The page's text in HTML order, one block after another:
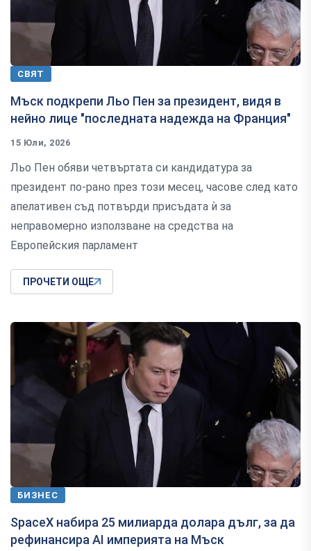
СВЯТ
Мъск подкрепи Льо Пен за президент, видя в
нейно лице "последната надежда на Франция"
15 Юли, 2026
Льо Пен обяви четвъртата си кандидатура за
президент по-рано през този месец, часове след като
апелативен съд потвърди присъдата ѝ за
неправомерно използване на средства на
Европейския парламент
ПРОЧЕТИ ОЩЕ
БИЗНЕС
SpaceX набира 25 милиарда долара дълг, за да
рефинансира AI империята на Мъск